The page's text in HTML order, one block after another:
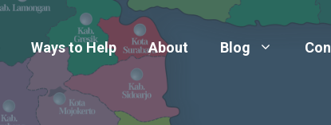
Ways to Help About Blog